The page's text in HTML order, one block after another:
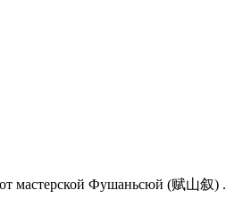
мастерской Фушаньсюй (赋山叙) .